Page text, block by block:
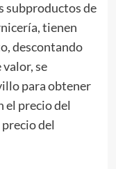
subproductos de
tienen
descontando
se
para obtener
el precio del
del